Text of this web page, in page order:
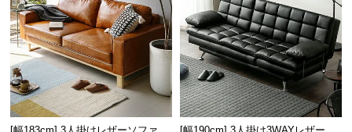
o.,
適正な姿勢をキープできる
形状を維持し、型崩れが起きにくい
クッションがへたりにくい
カバーや中身のズレが起こりにくい